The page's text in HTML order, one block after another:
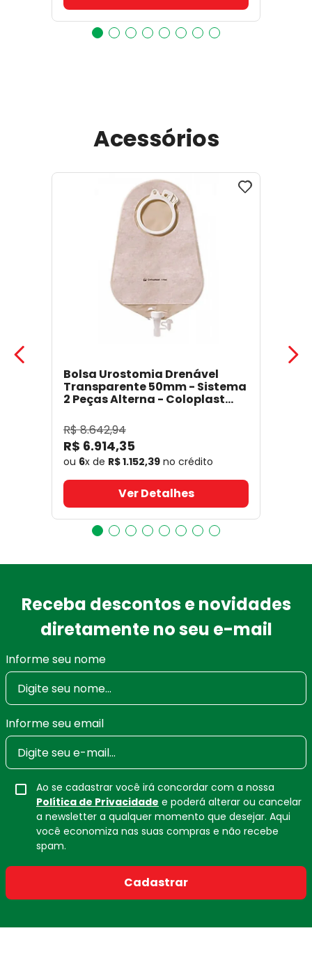
Acessórios
Bolsa Urostomia Drenável
Transparente 50mm - Sistema
2 Peças Alterna - Coloplast
R$8.642,94
R$ 6.914,35
ou 6x de R$1.152,39 no crédito
Ver Detalhes
Receba descontos e novidades
diretamente no seu e-mail
Informe seu nome
Informe seu email
Ao se cadastrar você irá concordar com a nossa
Política de Privacidade e poderá alterar ou cancelar
a newsletter a qualquer momento que desejar. Aqui
você economiza nas suas compras e não recebe
spam.
Cadastrar